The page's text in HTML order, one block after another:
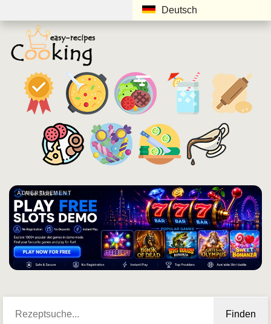
Deutsch
ADVERTISEMENT
Finden